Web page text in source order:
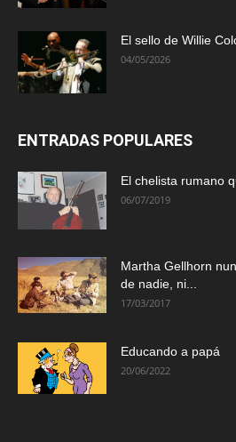
El sello de Willie
04/05/2026
ENTRADAS POPULARES
El chelista rumano
06/07/2019
Martha Gellhorn
de nadie, ni...
17/03/2017
Educando a papá
20/06/2022